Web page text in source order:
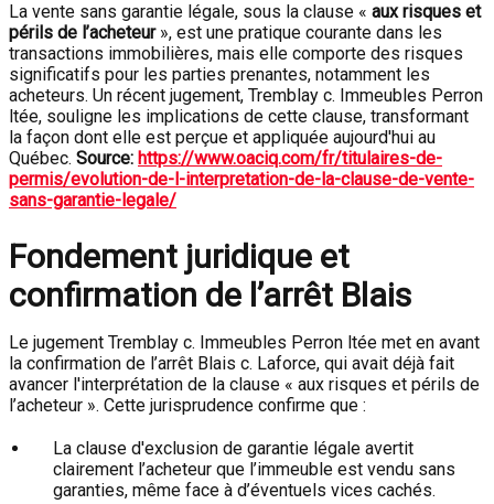
La vente sans garantie légale, sous la clause « aux risques et
périls de l’acheteur», est une pratique courante dans les
transactions immobilières, mais elle comporte des risques
significatifs pour les parties prenantes, notamment les
acheteurs. Un récent jugement, Tremblay c. Immeubles Perron
ltée, souligne les implications de cette clause, transformant
la façon dont elle est perçue et appliquée aujourd'hui au
Québec. Source: https://www.oaciq.com/fr/titulaires-de-
permis/evolution-de-l-interpretation-de-la-clause-de-vente-
sans-garantie-legale/
Fondement juridique et
confirmation de l’arrêt Blais
Le jugement Tremblay c. Immeubles Perron ltée met en avant
la confirmation de l’arrêt Blais c. Laforce, qui avait déjà fait
avancer l'interprétation de la clause « aux risques et périls de
l’acheteur ». Cette jurisprudence confirme que :
La clause d'exclusion de garantie légale avertit
clairement l’acheteur que l’immeuble est vendu sans
garanties, même face à d’éventuels vices cachés.